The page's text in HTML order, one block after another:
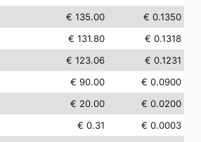
€ 135.00
€ 0.1350
€ 131.80
€ 0.1318
€ 123.06
€ 0.1231
€ 90.00
€ 0.0900
€ 20.00
€ 0.0200
€ 0.31
€ 0.0003